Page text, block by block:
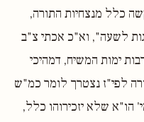
כלל מנצחיות התורה,
לשעה", וא"כ אכתי צ"ב
ימות המשיח, דמהיכי
לפי"ז נצטרך לומר כמ"ש
הו"א שלא יזכירוהו כלל,